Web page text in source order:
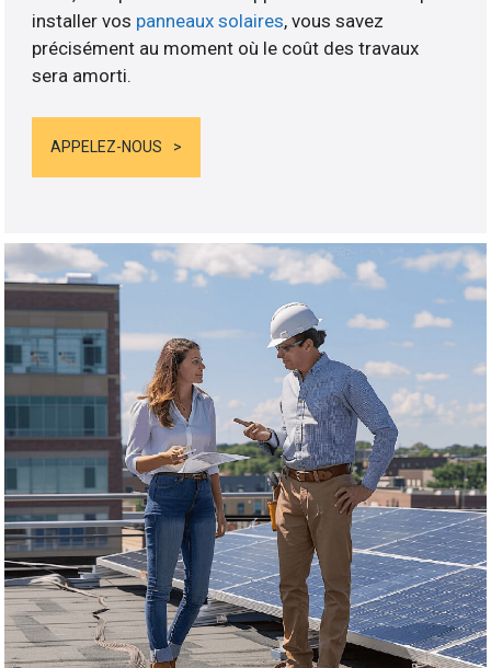
installer vos panneaux solaires, vous savez
précisément au moment où le coût des travaux
sera amorti.
APPELEZ-NOUS